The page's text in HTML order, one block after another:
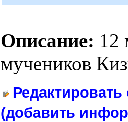
Описание: 12
мучеников
(добавить